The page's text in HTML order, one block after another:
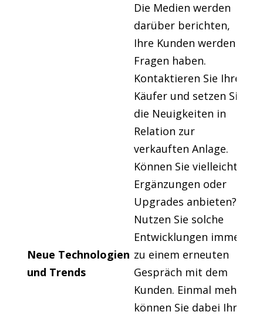
Neue Technologien
und Trends
Die Medien werden
darüber berichten,
Ihre Kunden werden
Fragen haben.
Kontaktieren Sie Ihre
Käufer und setzen Sie
die Neuigkeiten in
Relation zur
verkauften Anlage.
Können Sie vielleicht
Ergänzungen oder
Upgrades anbieten?
Nutzen Sie solche
Entwicklungen immer
zu einem erneuten
Gespräch mit dem
Kunden. Einmal mehr
können Sie dabei Ihre